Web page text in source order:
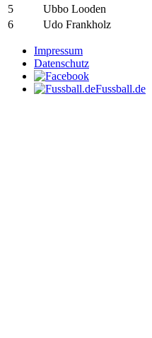
5
Ubbo Looden
6
Udo Frankholz
Impressum
Datenschutz
Fussball.de